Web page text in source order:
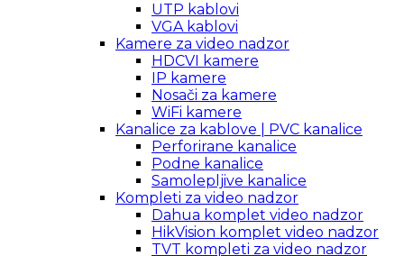
UTP kablovi
VGA kablovi
Kamere za video nadzor
HDCVI kamere
IP kamere
Nosači za kamere
WiFi kamere
Kanalice za kablove | PVC kanalice
Perforirane kanalice
Podne kanalice
Samolepljive kanalice
Kompleti za video nadzor
Dahua komplet video nadzor
HikVision komplet video nadzor
TVT kompleti za video nadzor